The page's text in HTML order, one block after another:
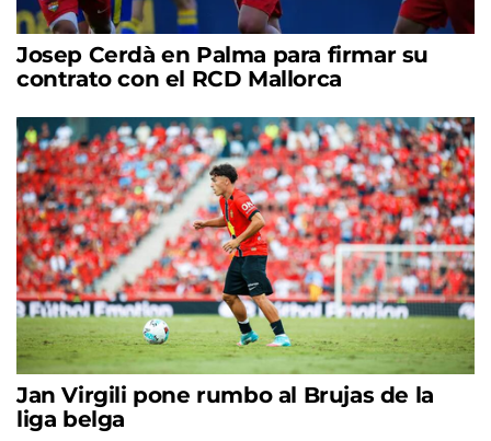
Josep Cerdà en Palma para firmar su
contrato con el RCD Mallorca
Jan Virgili pone rumbo al Brujas de la
liga belga